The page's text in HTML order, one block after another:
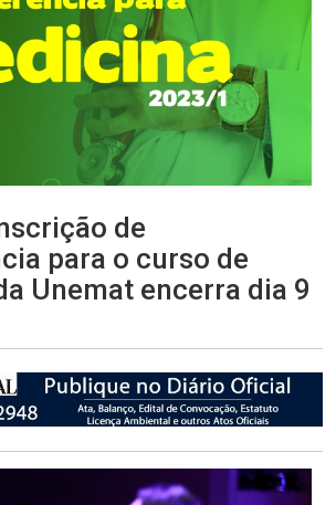
de
para o curso de
Unemat encerra dia 9